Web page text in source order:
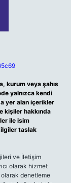
kurum veya şahıs
yalnızca kendi
yer alan içerikler
kişiler hakkında
ile isim
taslak
ve İletişim
olarak hizmet
denetleme